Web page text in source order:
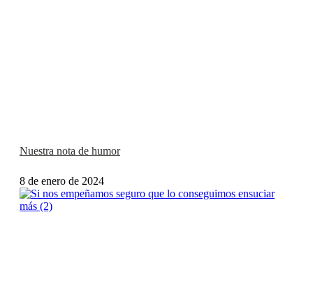
Nuestra nota de humor
8 de enero de 2024